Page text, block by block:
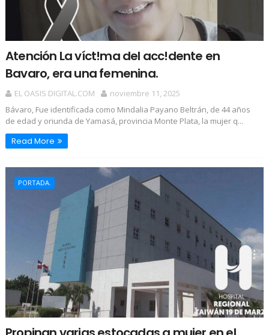
Atención La víct!ma del acc!dente en
Bavaro, era una femenina.
EL OASIS DIGITAL.COM
noviembre 11, 2025
Bávaro, Fue identificada como Mindalia Payano Beltrán, de 44 años
de edad y oriunda de Yamasá, provincia Monte Plata, la mujer q...
Read More
PORTADA.